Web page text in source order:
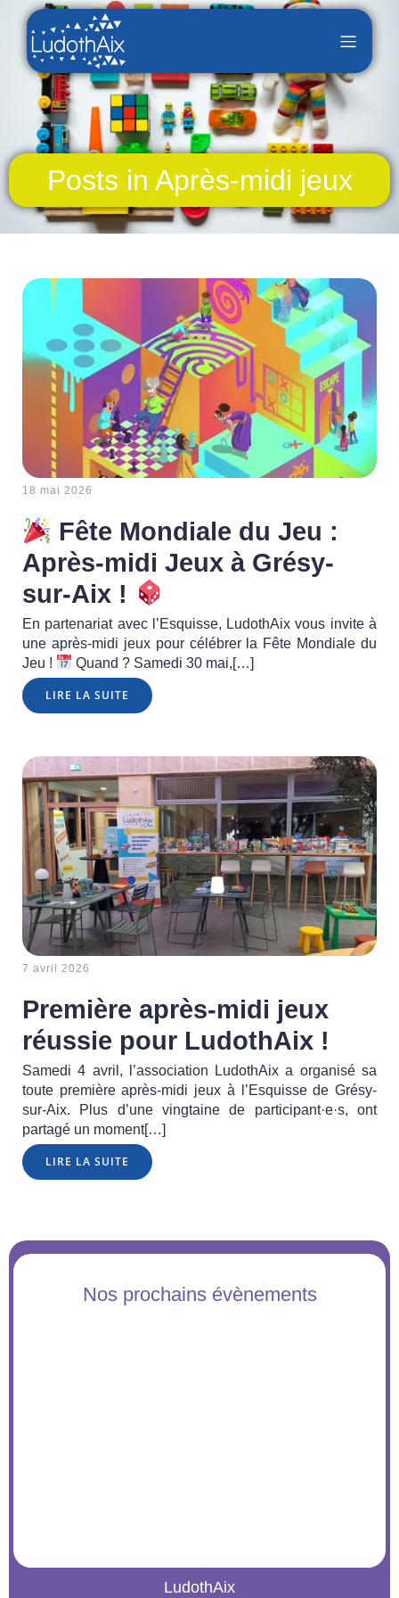
Posts in Après-midi jeux
18 mai 2026
Fête Mondiale du Jeu :
Après-midi Jeux à Grésy-
sur-Aix !
En partenariat avec l’Esquisse, LudothAix vous invite à
une après-midi jeux pour célébrer la Fête Mondiale du
Jeu !
Quand ? Samedi 30 mai,[…]
LIRE LA SUITE
7 avril 2026
Première après-midi jeux
réussie pour LudothAix !
Samedi 4 avril, l’association LudothAix a organisé sa
toute première après-midi jeux à l’Esquisse de Grésy-
sur-Aix. Plus d’une vingtaine de participant·e·s, ont
partagé un moment[…]
LIRE LA SUITE
Nos prochains évènements
LudothAix